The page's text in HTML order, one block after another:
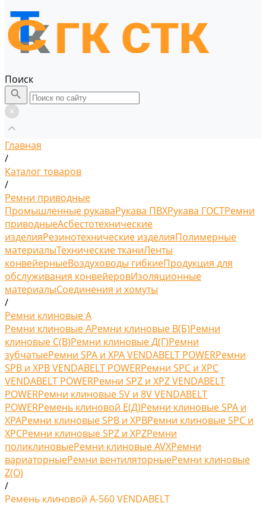
Поиск
Главная
/
Каталог товаров
/
Ремни приводные
Промышленные рукаваРукава ПВХРукава ГОСТРемни
приводныеАсбестотехнические
изделияРезинотехнические изделияПолимерные
материалыТехнические тканиЛенты
конвейерныеВоздуховоды гибкиеПродукция для
обслуживания конвейеровИзоляционные
материалыСоединения и хомуты
/
Ремни клиновые A
Ремни клиновые AРемни клиновые В(Б)Ремни
клиновые С(B)Ремни клиновые Д(Г)Ремни
зубчатыеРемни SPA и XPA VENDABELT POWERРемни
SPB и XPB VENDABELT POWERРемни SPC и XPC
VENDABELT POWERРемни SPZ и XPZ VENDABELT
POWERРемни клиновые 5V и 8V VENDABELT
POWERРемень клиновой Е(Д)Ремни клиновые SPA и
XPAРемни клиновые SPB и XPBРемни клиновые SPC и
XPCРемни клиновые SPZ и XPZРемни
поликлиновыеРемни клиновые AVXРемни
вариаторныеРемни вентиляторныеРемни клиновые
Z(O)
/
Ремень клиновой А-560 VENDABELT